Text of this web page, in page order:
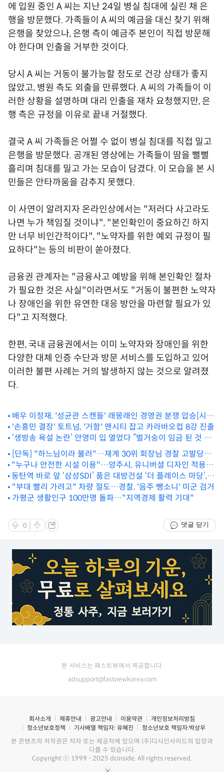
에 입원 중인 A 씨는 지난 24일 병실 침대에 실린 채 은
행을 방문했다. 가족들이 A 씨의 예금을 대신 찾기 위해
은행을 찾았으나, 은행 측이 예금주 본인이 직접 방문해
야 한다며 인출을 거부한 것이다.
당시 A 씨는 거동이 불가능할 정도로 건강 상태가 좋지
않았고, 병원 측도 외출을 만류했다. A 씨의 가족들이 이
러한 상황을 설명하며 대리 인출을 재차 요청했지만, 은
행 측은 규정을 이유로 끝내 거절했다.
결국 A 씨 가족들은 어쩔 수 없이 병실 침대를 직접 밀고
은행을 방문했다. 공개된 영상에는 가족들이 땀을 뻘뻘
흘리며 침대를 밀고 가는 모습이 담겼다. 이 모습을 본 시
민들은 안타까움을 감추지 못했다.
이 사연이 알려지자 온라인상에서는 "저러다 사고라도
나면 누가 책임질 것이냐", "본인확인이 중요하긴 하지
만 너무 비인간적이다", "노약자를 위한 예외 규정이 필
요하다"는 등의 비판이 쏟아졌다.
금융권 관계자는 "금융사고 예방을 위해 본인확인 절차
가 필요한 것은 사실"이라면서도 "거동이 불편한 노약자
나 장애인을 위한 유연한 대응 방안을 마련할 필요가 있
다"고 지적했다.
한편, 국내 금융권에서는 이미 노약자와 장애인을 위한
다양한 대체 인증 수단과 방문 서비스를 도입하고 있어
이러한 불편 사례는 거의 발생하지 않는 것으로 알려졌
다.
배우 이정재, '성균관 스캔들' 래몽래인 경영권 분쟁 압승[시그
널]
'손흥민 결장' 토트넘, '거함' 맨시티 잡고 카라바오컵 8강 진출
‘생방송 욕설 논란’ 안영미 입 열었다 ”벌거숭이 임금 된 것 같
아…죄송”
[단독] "하느님이라 불러"…재계 30위 회장님 경찰 고발당했
다
"누구나 안전한 시설 이용"…양주시, 유니버셜 디자인 적용한
경로당 조성
동탄역 바로 앞 ‘삼성SDI’ 품은 대방건설 ‘더 플레이스 마당’,
견본주택 오픈
"부대 빨리 가려고" 차량 절도…경찰, '음주 뺑소니' 미군 검거
가평군 생활인구 100만명 돌파…"지역경제 활력 기대"
0 댓글 닫기
본 서비스는 패스트뷰에서 제공합니다.
adsupport@fastviewkorea.com
회사소개 제휴안내 광고안내 이용약관
개인정보처리방침
청소년보호정책
기사배열 책임자: 유혜진 청소년보호 책임자:박상우
본 콘텐츠의 저작권은 저자 또는 제공처에 있으며 (주)디시인사이드의 입장과
다를 수 있습니다.
Copyright ⓒ 1999 - 2025 dcinside. All rights reserved.